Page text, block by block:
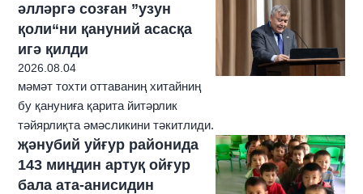
әлләргә созған ”узун
қоли“ни қануний асасқа
игә қилди
2026.08.04
мәмәт тохти оттаваниң хитайниң
бу қануниға қарита йитәрлик
тәйярлиқта әмәсликини тәкитлиди.
җәнубий уйғур районида
143 миңдин артуқ ойғур
бала ата-анисидин